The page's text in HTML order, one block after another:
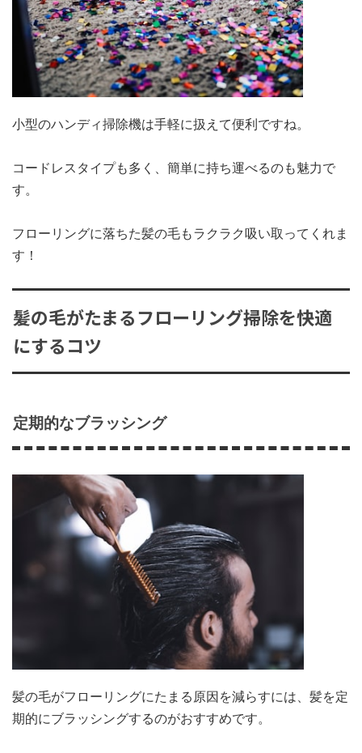
小型のハンディ掃除機は手軽に扱えて便利ですね。
コードレスタイプも多く、簡単に持ち運べるのも魅力で
す。
フローリングに落ちた髪の毛もラクラク吸い取ってくれま
す！
髪の毛がたまるフローリング掃除を快適
にするコツ
定期的なブラッシング
髪の毛がフローリングにたまる原因を減らすには、髪を定
期的にブラッシングするのがおすすめです。